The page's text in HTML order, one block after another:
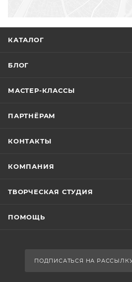
КАТАЛОГ
БЛОГ
МАСТЕР-КЛАССЫ
ПАРТНЁРАМ
КОНТАКТЫ
КОМПАНИЯ
ТВОРЧЕСКАЯ СТУДИЯ
ПОМОЩЬ
ПОДПИСАТЬСЯ НА